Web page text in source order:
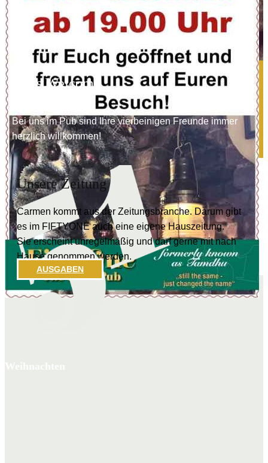
Dogs Welcome
Bei uns im Pub sind Ihre vierbeinigen Freunde immer
herzlich willkommen!
Unsere Zeitung
Carmen kommt aus der Zeitungsbranche. Darum gibt
es im FIFTYONE auch eine eigene Hauszeitung.
Sie erscheint unregelmäßig und darf gerne mit nach
Hause genommen werden.
AUSGABEN